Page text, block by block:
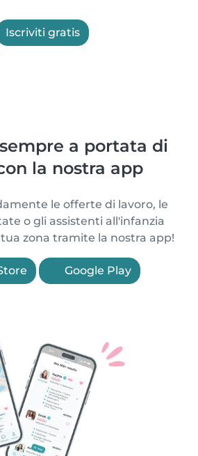
Iscriviti gratis
a portata di
la nostra app
le offerte di lavoro, le
o gli assistenti all'infanzia
zona tramite la nostra app!
Google Play